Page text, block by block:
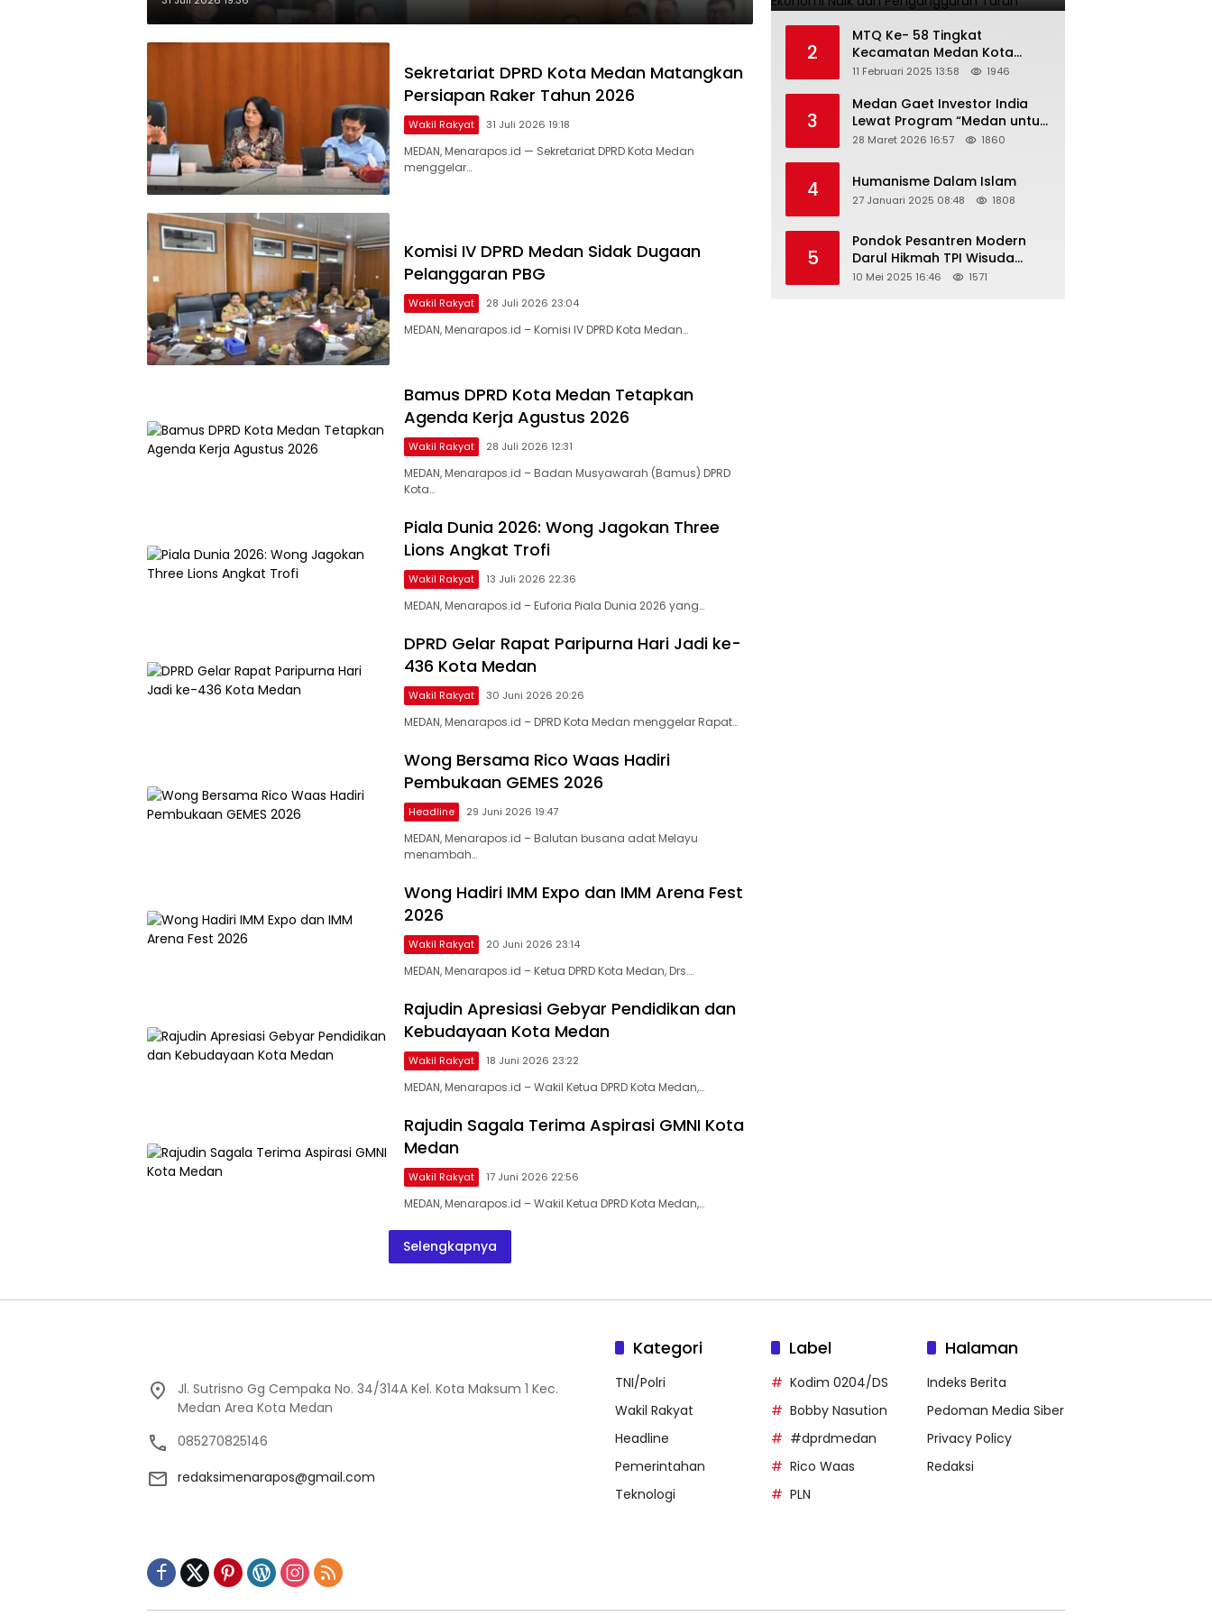
Sekretariat DPRD Kota Medan Matangkan
Persiapan Raker Tahun 2026
Wakil Rakyat 31 Juli 2026 19:18
​MEDAN, Menarapos.id — Sekretariat DPRD Kota Medan
menggelar…
Komisi IV DPRD Medan Sidak Dugaan
Pelanggaran PBG
Wakil Rakyat 28 Juli 2026 23:04
MEDAN, Menarapos.id – Komisi IV DPRD Kota Medan…
Bamus DPRD Kota Medan Tetapkan
Agenda Kerja Agustus 2026
Wakil Rakyat 28 Juli 2026 12:31
MEDAN, Menarapos.id – Badan Musyawarah (Bamus) DPRD
Kota…
Piala Dunia 2026: Wong Jagokan Three
Lions Angkat Trofi
Wakil Rakyat 13 Juli 2026 22:36
​MEDAN, Menarapos.id – Euforia Piala Dunia 2026 yang…
DPRD Gelar Rapat Paripurna Hari Jadi ke-
436 Kota Medan
Wakil Rakyat 30 Juni 2026 20:26
MEDAN, Menarapos.id – DPRD Kota Medan menggelar Rapat…
Wong Bersama Rico Waas Hadiri
Pembukaan GEMES 2026
Headline 29 Juni 2026 19:47
MEDAN, Menarapos.id – Balutan busana adat Melayu
menambah…
Wong Hadiri IMM Expo dan IMM Arena Fest
2026
Wakil Rakyat 20 Juni 2026 23:14
MEDAN, Menarapos.id – Ketua DPRD Kota Medan, Drs….
Rajudin Apresiasi Gebyar Pendidikan dan
Kebudayaan Kota Medan
Wakil Rakyat 18 Juni 2026 23:22
MEDAN, Menarapos.id – Wakil Ketua DPRD Kota Medan,…
Rajudin Sagala Terima Aspirasi GMNI Kota
Medan
Wakil Rakyat 17 Juni 2026 22:56
MEDAN, Menarapos.id – Wakil Ketua DPRD Kota Medan,…
Selengkapnya
2
MTQ Ke- 58 Tingkat
Kecamatan Medan Kota
Tahun 2025 Resmi Dibuka
11 Februari 2025 13:58 1946
3
Medan Gaet Investor India
Lewat Program “Medan untuk
Semua”
28 Maret 2026 16:57 1860
4 Humanisme Dalam Islam
27 Januari 2025 08:48 1808
5
Pondok Pesantren Modern
Darul Hikmah TPI Wisuda
Santri/Santriwati Angkatan
10 Mei 2025 16:46 1571
Jl. Sutrisno Gg Cempaka No. 34/314A Kel. Kota Maksum 1 Kec.
Medan Area Kota Medan
085270825146
redaksimenarapos@gmail.com
Kategori
TNI/Polri
Wakil Rakyat
Headline
Pemerintahan
Teknologi
Label
Kodim 0204/DS
Bobby Nasution
#dprdmedan
Rico Waas
PLN
Halaman
Indeks Berita
Pedoman Media Siber
Privacy Policy
Redaksi